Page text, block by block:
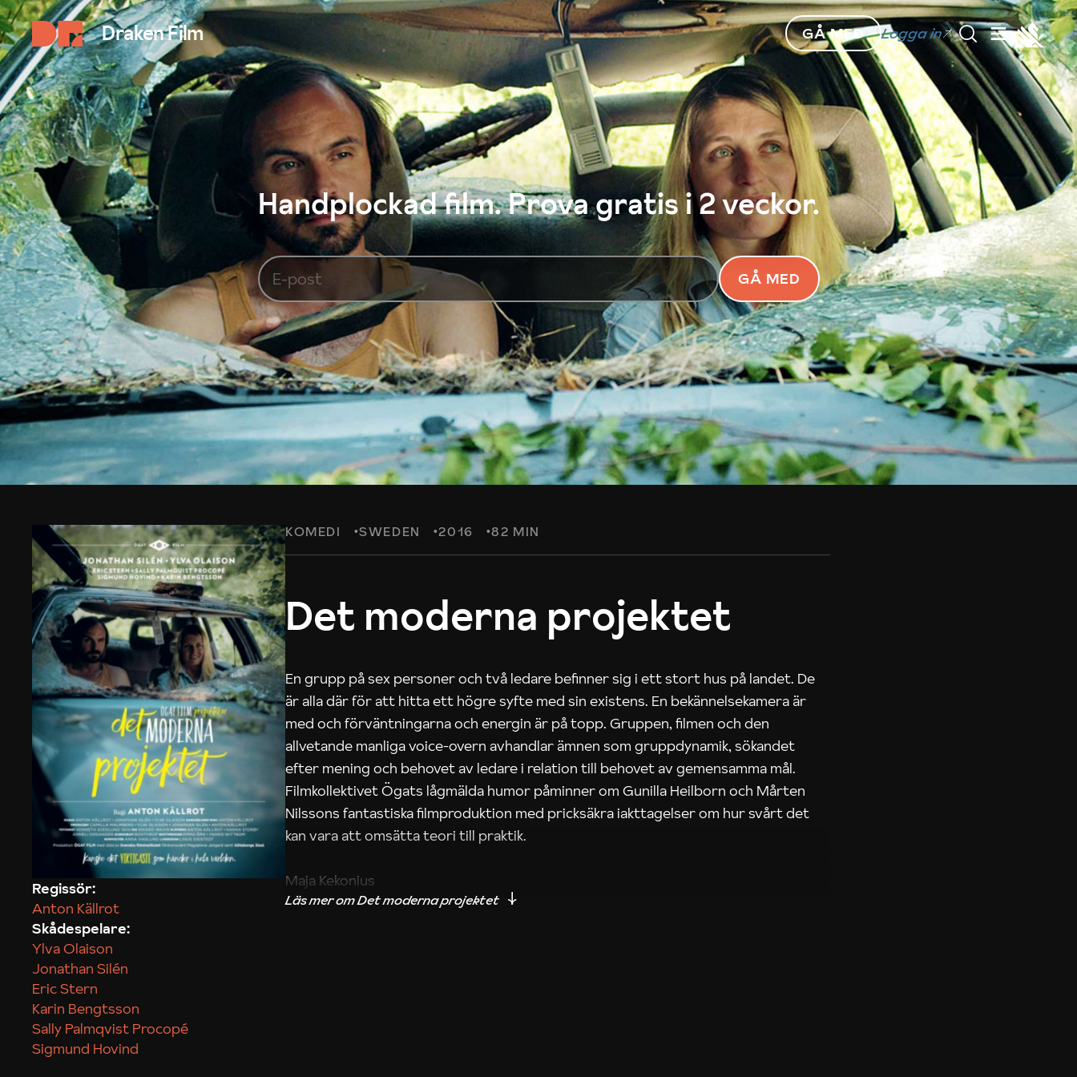
Draken Film GÅ MED Logga in
Handplockad film. Prova gratis i 2 veckor.
GÅ MED
KOMEDI SWEDEN 2016 82 MIN
Det moderna projektet
En grupp på sex personer och två ledare befinner sig i ett stort hus på landet. De
är alla där för att hitta ett högre syfte med sin existens. En bekännelsekamera är
med och förväntningarna och energin är på topp. Gruppen, filmen och den
allvetande manliga voice-overn avhandlar ämnen som gruppdynamik, sökandet
efter mening och behovet av ledare i relation till behovet av gemensamma mål.
Filmkollektivet Ögats lågmälda humor påminner om Gunilla Heilborn och Mårten
Nilssons fantastiska filmproduktion med pricksäkra iakttagelser om hur svårt det
kan vara att omsätta teori till praktik.
Maja Kekonius
Regissör:
Anton Källrot
Skådespelare:
Ylva Olaison
Jonathan Silén
Eric Stern
Karin Bengtsson
Sally Palmqvist Procopé
Sigmund Hovind